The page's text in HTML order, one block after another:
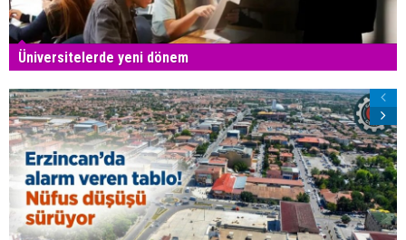
Üniversitelerde yeni dönem